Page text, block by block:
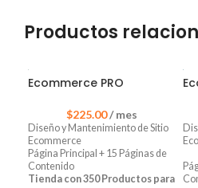
Productos
Ecommerce PRO
$225.00 / mes
Diseño y Mantenimiento de Sitio
Ecommerce
Página Principal + 15 Páginas de
Contenido
Tienda con 350 Productos para